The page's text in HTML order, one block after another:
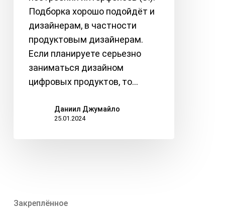
Подборка хорошо подойдёт и
дизайнерам, в частности
продуктовым дизайнерам.
Если планируете серьезно
заниматься дизайном
цифровых продуктов, то…
Даниил Джумайло
25.01.2024
Закреплённое